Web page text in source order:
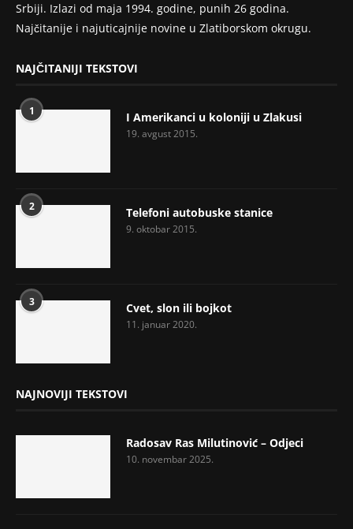
Srbiji. Izlazi od maja 1994. godine, punih 26 godina.
Najčitanije i najuticajnije novine u Zlatiborskom okrugu.
NAJČITANIJI TEKSTOVI
1 I Amerikanci u koloniji u Zlakusi
19. avgust 2015.
2 Telefoni autobuske stanice
9. oktobar 2015.
3 Cvet, slon ili bojkot
11. januar 2020.
NAJNOVIJI TEKSTOVI
Radosav Ras Milutinović – Odjeci
10. novembar 2025.